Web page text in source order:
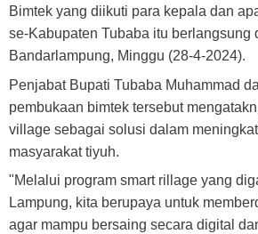
Bimtek yang diikuti para kepala dan
se-Kabupaten Tubaba itu berlangsung
Bandarlampung, Minggu (28-4-2024).
Penjabat Bupati Tubaba Muhammad
pembukaan bimtek tersebut
village sebagai solusi dalam
masyarakat tiyuh.
"Melalui program smart rillage yang
Lampung, kita berupaya untuk
agar mampu bersaing secara digital